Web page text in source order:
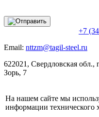
+7
Email: nttzm@tagil-steel.ru
622021, Свердловская
Зорь, 7
На нашем сайте мы
информации технического